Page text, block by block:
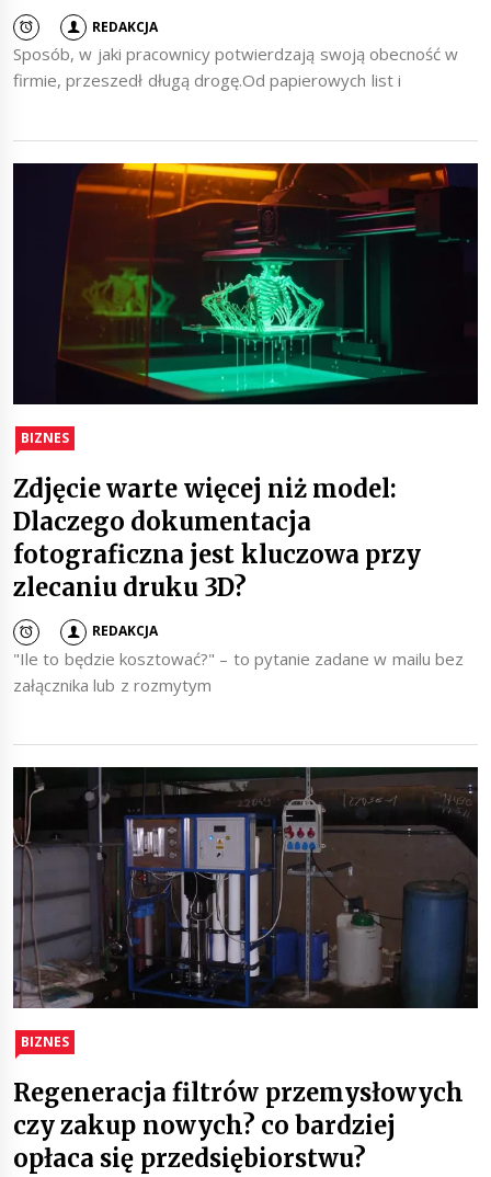
REDAKCJA
Sposób, w jaki pracownicy potwierdzają swoją obecność w
firmie, przeszedł długą drogę.Od papierowych list i
BIZNES
Zdjęcie warte więcej niż model:
Dlaczego dokumentacja
fotograficzna jest kluczowa przy
zlecaniu druku 3D?
REDAKCJA
"Ile to będzie kosztować?" – to pytanie zadane w mailu bez
załącznika lub z rozmytym
BIZNES
Regeneracja filtrów przemysłowych
czy zakup nowych? co bardziej
opłaca się przedsiębiorstwu?